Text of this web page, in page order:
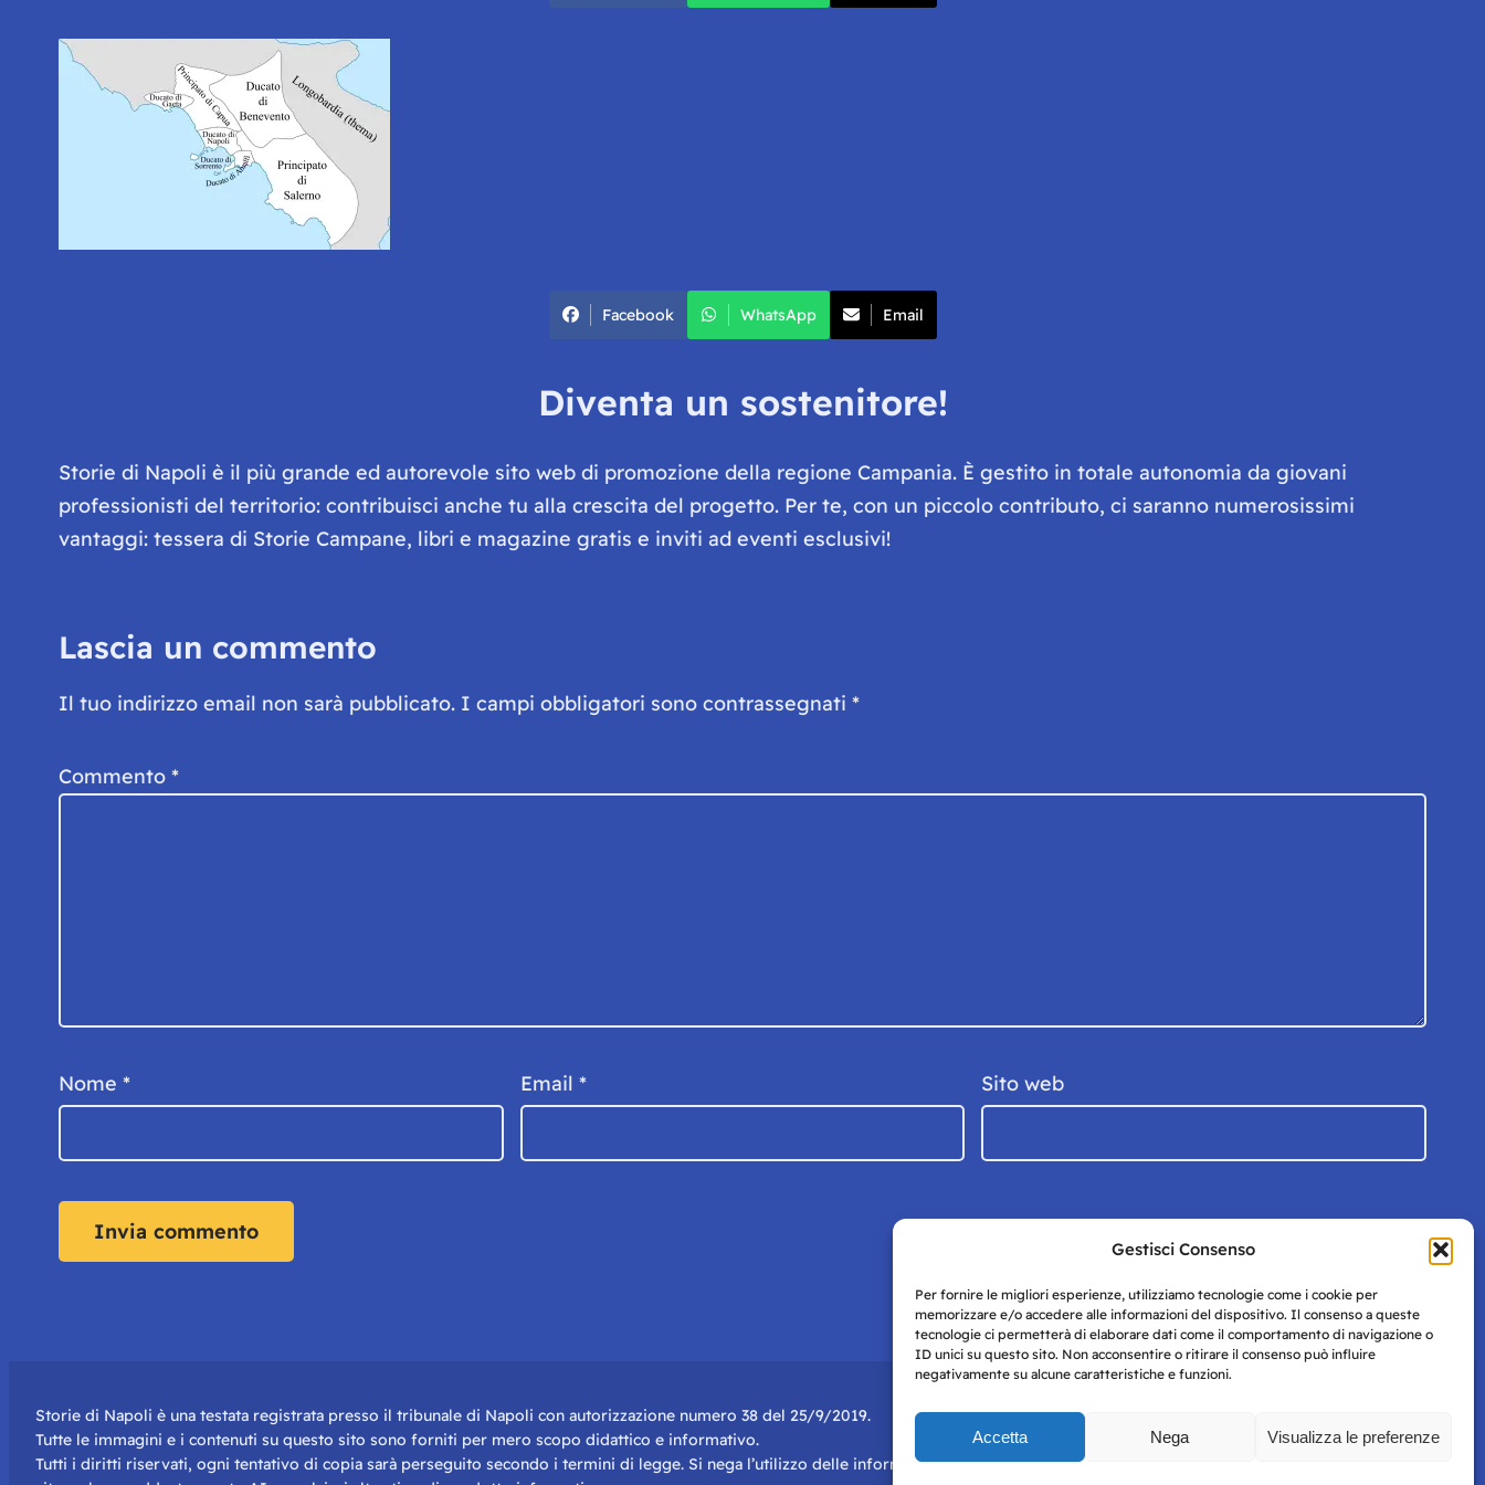
Gestisci Consenso
Per fornire le migliori esperienze, utilizziamo tecnologie come i cookie per
memorizzare e/o accedere alle informazioni del dispositivo. Il consenso a queste
tecnologie ci permetterà di elaborare dati come il comportamento di navigazione o
ID unici su questo sito. Non acconsentire o ritirare il consenso può influire
negativamente su alcune caratteristiche e funzioni.
Accetta Nega Visualizza le preferenze
Facebook WhatsApp Email
Diventa un sostenitore!
Storie di Napoli è il più grande ed autorevole sito web di promozione della regione Campania. È gestito in totale autonomia da giovani
professionisti del territorio: contribuisci anche tu alla crescita del progetto. Per te, con un piccolo contributo, ci saranno numerosissimi
vantaggi: tessera di Storie Campane, libri e magazine gratis e inviti ad eventi esclusivi!
Lascia un commento
Il tuo indirizzo email non sarà pubblicato. I campi obbligatori sono contrassegnati *
Commento *
Nome * Email * Sito web
Storie di Napoli è una testata registrata presso il tribunale di Napoli con autorizzazione numero 38 del 25/9/2019.
Tutte le immagini e i contenuti su questo sito sono forniti per mero scopo didattico e informativo.
Tutti i diritti riservati, ogni tentativo di copia sarà perseguito secondo i termini di legge. Si nega l’utilizzo delle informazioni in questo Policy